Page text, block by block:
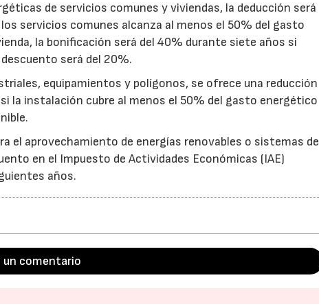
de servicios comunes y viviendas, la deducción será
servicios comunes alcanza al menos el 50% del gasto
la bonificación será del 40% durante siete años si
será del 20%.
equipamientos y polígonos, se ofrece una reducción
la instalación cubre al menos el 50% del gasto energético
el aprovechamiento de energías renovables o sistemas de
en el Impuesto de Actividades Económicas (IAE)
años.
un comentario
23/07/2026